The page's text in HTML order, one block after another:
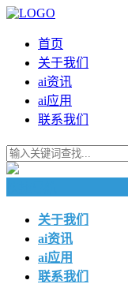
首页
关于我们
ai资讯
ai应用
联系我们
关于我们
ai资讯
ai应用
联系我们